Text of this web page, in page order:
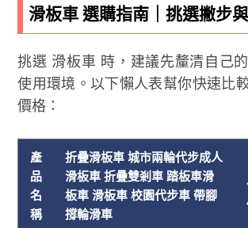
滑板車 選購指南｜挑選撇步
挑選 滑板車 時，建議先釐清自己
使用環境。以下懶人表幫你快速比
價格：
產
品
名
稱
折疊滑板車 城市兩輪代步成人
滑板車 折疊雙剎車 踏板車滑
板車 滑板車 校園代步車 帶腳
撐輪滑車